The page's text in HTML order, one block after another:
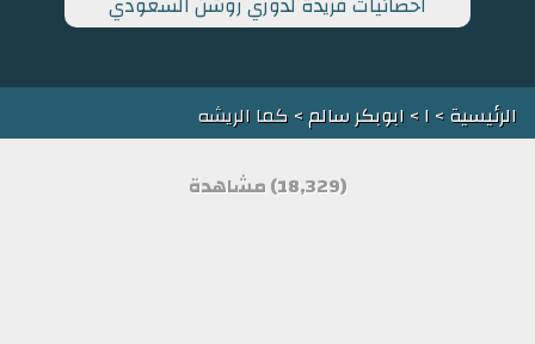
الرئيسية> ا> ابوبكر سالم> كما الريشه
(18,329) مشاهدة